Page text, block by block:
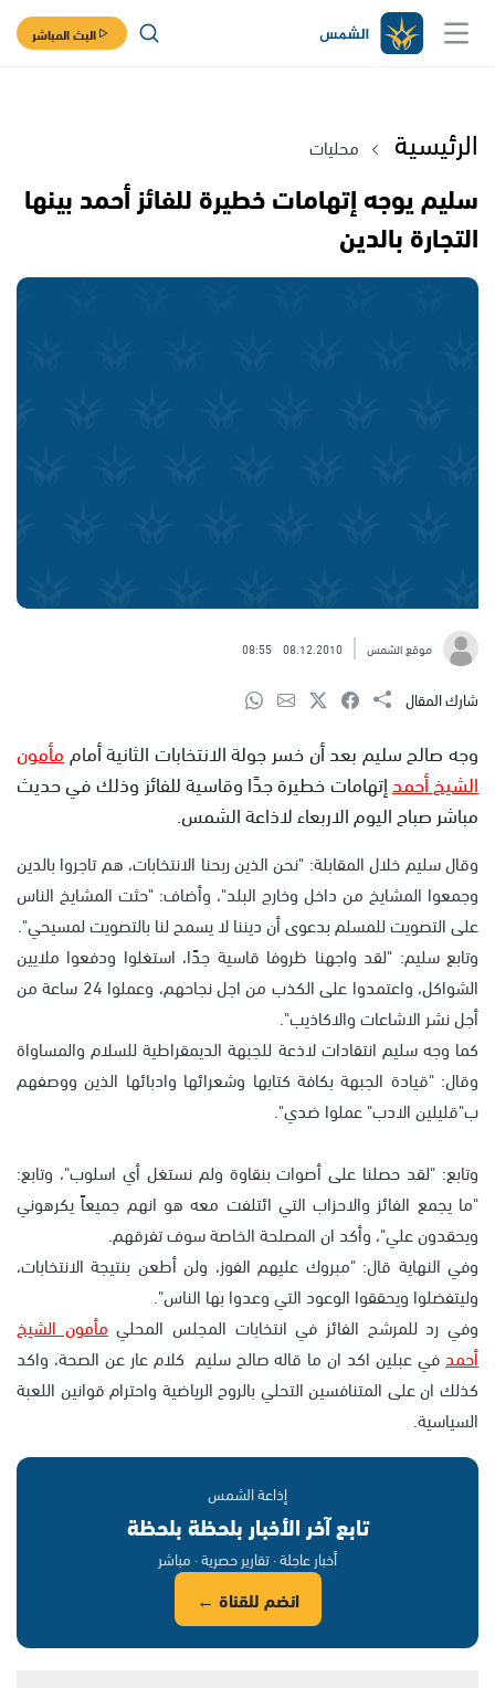
البث المباشر
الرئيسية محليات
سليم يوجه إتهامات خطيرة للفائز أحمد بينها
التجارة بالدين
موقع الشمس 08.12.2010
08:55
شارك المقال
وجه صالح سليم بعد أن خسر جولة الانتخابات الثانية أماممأمون
الشيخ أحمدإتهامات خطيرة جدًا وقاسية للفائز وذلك في حديث
مباشر صباح اليوم الاربعاء لاذاعة الشمس.
وقال سليم خلال المقابلة: "نحن الذين ربحنا الانتخابات، هم تاجروا بالدين
وجمعوا المشايخ من داخل وخارج البلد"، وأضاف: "حثت المشايخ الناس
على التصويت للمسلم بدعوى أن ديننا لا يسمح لنا بالتصويت لمسيحي".
وتابع سليم: "لقد واجهنا ظروفا قاسية جدًا، استغلوا ودفعوا ملايين
الشواكل، واعتمدوا على الكذب من اجل نجاحهم، وعملوا 24 ساعة من
أجل نشر الاشاعات والاكاذيب".
كما وجه سليم انتقادات لاذعة للجبهة الديمقراطية للسلام والمساواة
وقال: "قيادة الجبهة بكافة كتابها وشعرائها وادبائها الذين ووصفهم
ب"قليلين الادب" عملوا ضدي".
وتابع: "لقد حصلنا على أصوات بنقاوة ولم نستغل أي اسلوب"، وتابع:
"ما يجمع الفائز والاحزاب التي ائتلفت معه هو انهم جميعاً يكرهوني
ويحقدون علي"، وأكد ان المصلحة الخاصة سوف تفرقهم.
وفي النهاية قال: "مبروك عليهم الفوز، ولن أطعن بنتيجة الانتخابات،
وليتفضلوا ويحققوا الوعود التي وعدوا بها الناس".
وفي رد للمرشح الفائز في انتخابات المجلس المحلي مأمون الشيخ
أحمد في عبلين اكد ان ما قاله صالح سليم كلام عار عن الصحة، واكد
كذلك ان على المتنافسين التحلي بالروح الرياضية واحترام قوانين اللعبة
السياسية.
إذاعة الشمس
تابع آخر الأخبار بلحظة بلحظة
أخبار عاجلة · تقارير حصرية · مباشر
انضم للقناة ←